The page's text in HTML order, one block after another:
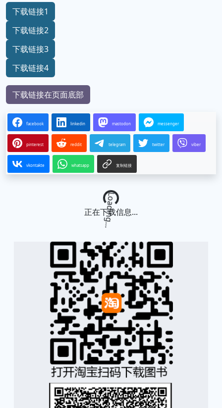
下载链接1
下载链接2
下载链接3
下载链接4
下载链接在页面底部
facebook linkedin mastodon messenger
pinterest reddit telegram twitter viber
vkontakte whatsapp 复制链接
Loading...
正在下载信息...